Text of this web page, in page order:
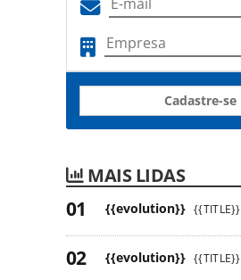
Cadastre-se
MAIS LIDAS
{{evolution}} {{TITLE}}
{{evolution}} {{TITLE}}